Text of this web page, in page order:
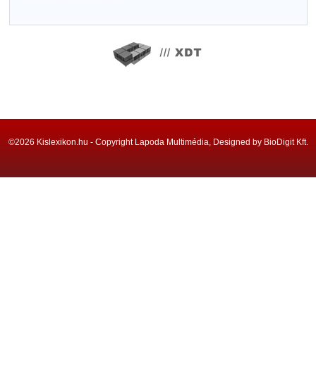
©2026 Kislexikon.hu - Copyright Lapoda Multimédia, Designed by BioDigit Kft.